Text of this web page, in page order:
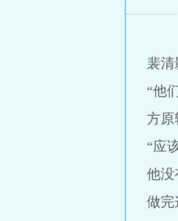
裴清
“他
方原
“应
他没
做完